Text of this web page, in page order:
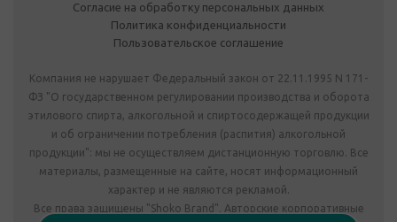
Согласие на обработку персональных данных
Политика конфиденциальности
Пользовательское соглашение
Компания не нарушает Федеральный закон от 22.11.1995 N 171-
ФЗ "О государственном регулировании производства и оборота
этилового спирта, алкогольной и спиртосодержащей продукции
и об ограничении потребления (распития) алкогольной
продукции": мы не осуществляем дистанционную торговлю. Все
материалы, размещенные на сайте, носят информационный
характер и не являются рекламой.
Все права защищены "Shoko Brand". Авторские корпоративные